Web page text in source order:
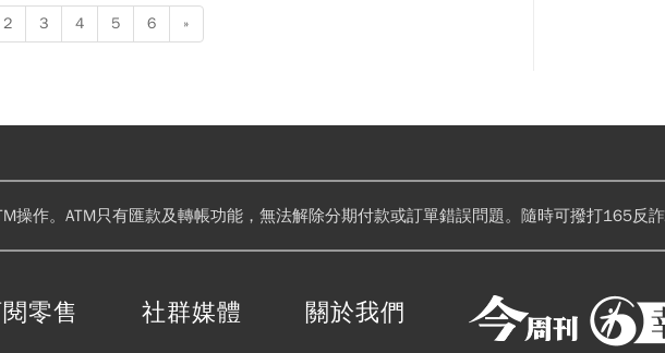
2 3 4 5 6 »
操作。ATM只有匯款及轉帳功能，無法解除分期付款或訂單錯誤問題。隨時可撥打165反詐
零售 社群媒體 關於我們